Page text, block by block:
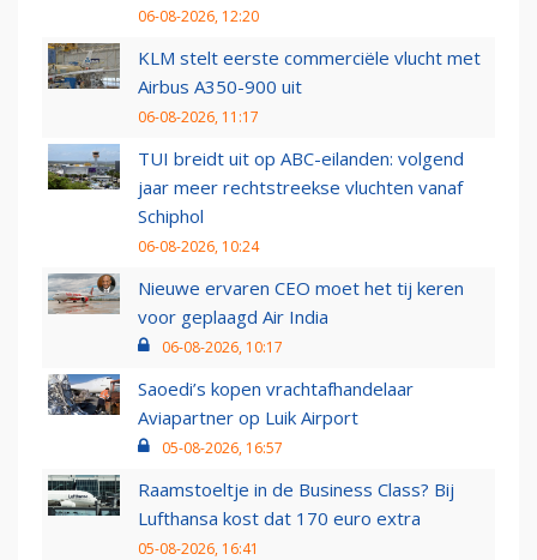
06-08-2026, 12:20
KLM stelt eerste commerciële vlucht met
Airbus A350-900 uit
06-08-2026, 11:17
TUI breidt uit op ABC-eilanden: volgend
jaar meer rechtstreekse vluchten vanaf
Schiphol
06-08-2026, 10:24
Nieuwe ervaren CEO moet het tij keren
voor geplaagd Air India
06-08-2026, 10:17
Saoedi’s kopen vrachtafhandelaar
Aviapartner op Luik Airport
05-08-2026, 16:57
Raamstoeltje in de Business Class? Bij
Lufthansa kost dat 170 euro extra
05-08-2026, 16:41